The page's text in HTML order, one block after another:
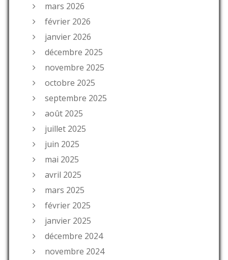
mars 2026
février 2026
janvier 2026
décembre 2025
novembre 2025
octobre 2025
septembre 2025
août 2025
juillet 2025
juin 2025
mai 2025
avril 2025
mars 2025
février 2025
janvier 2025
décembre 2024
novembre 2024